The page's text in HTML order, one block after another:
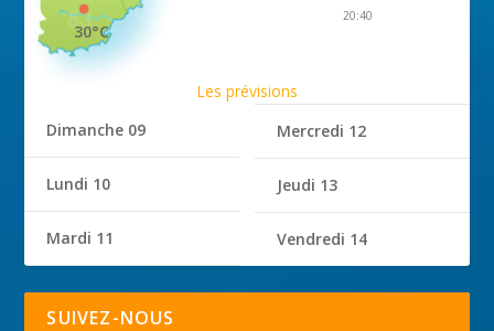
30°C
20:40
Les prévisions
Dimanche 09
Lundi 10
Mardi 11
Mercredi 12
Jeudi 13
Vendredi 14
SUIVEZ-NOUS